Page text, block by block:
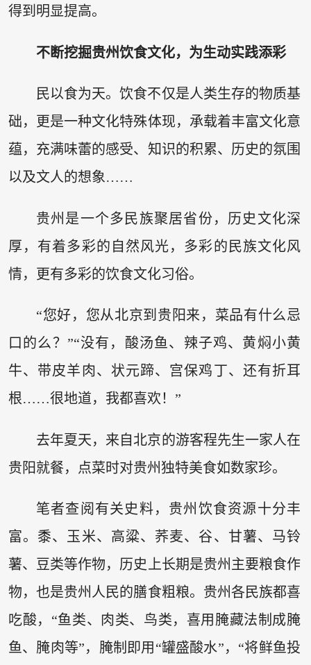
得到明显提高。
不断挖掘贵州饮食文化，为生动实践添彩
民以食为天。饮食不仅是人类生存的物质基
础，更是一种文化特殊体现，承载着丰富文化意
蕴，充满味蕾的感受、知识的积累、历史的氛围
以及文人的想象……
贵州是一个多民族聚居省份，历史文化深
厚，有着多彩的自然风光，多彩的民族文化风
情，更有多彩的饮食文化习俗。
“您好，您从北京到贵阳来，菜品有什么忌
口的么？”“没有，酸汤鱼、辣子鸡、黄焖小黄
牛、带皮羊肉、状元蹄、宫保鸡丁、还有折耳
根……很地道，我都喜欢！”
去年夏天，来自北京的游客程先生一家人在
贵阳就餐，点菜时对贵州独特美食如数家珍。
笔者查阅有关史料，贵州饮食资源十分丰
富。黍、玉米、高粱、荞麦、谷、甘薯、马铃
薯、豆类等作物，历史上长期是贵州主要粮食作
物，也是贵州人民的膳食粗粮。贵州各民族都喜
吃酸，“鱼类、肉类、鸟类，喜用腌藏法制成腌
鱼、腌肉等”，腌制即用“罐盛酸水”，“将鲜鱼投